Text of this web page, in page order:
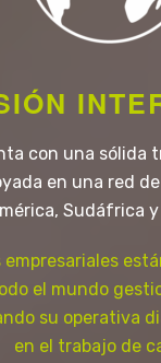
con una sólida
en una red
Sudáfrica y
empresariales
el mundo
su operativa
en el trabajo de